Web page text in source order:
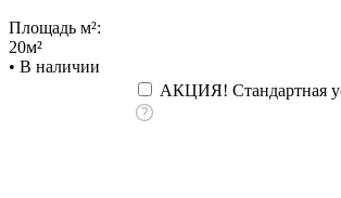
Площадь м²:
20м²
• В наличии
АКЦИЯ! Стандартная